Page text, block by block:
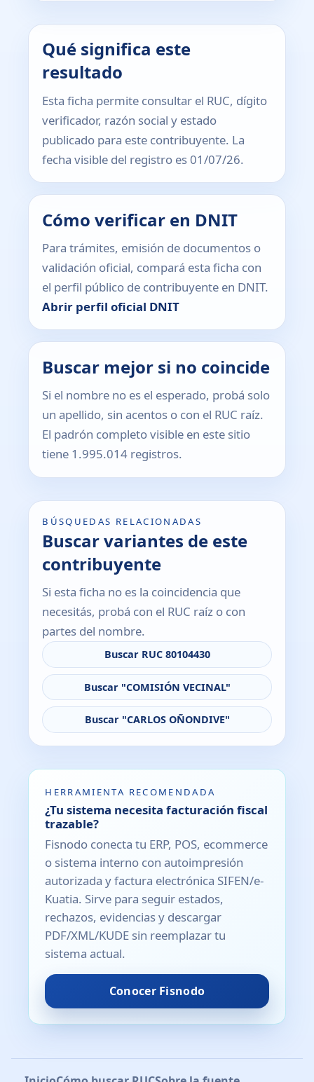
Qué significa este
resultado
Esta ficha permite consultar el RUC, dígito
verificador, razón social y estado
publicado para este contribuyente. La
fecha visible del registro es 01/07/26.
Cómo verificar en DNIT
Para trámites, emisión de documentos o
validación oficial, compará esta ficha con
el perfil público de contribuyente en DNIT.
Abrir perfil oficial DNIT
Buscar mejor si no coincide
Si el nombre no es el esperado, probá solo
un apellido, sin acentos o con el RUC raíz.
El padrón completo visible en este sitio
tiene 1.995.014 registros.
BÚSQUEDAS RELACIONADAS
Buscar variantes de este
contribuyente
Si esta ficha no es la coincidencia que
necesitás, probá con el RUC raíz o con
partes del nombre.
Buscar RUC 80104430
Buscar "COMISIÓN VECINAL"
Buscar "CARLOS OÑONDIVE"
HERRAMIENTA RECOMENDADA
¿Tu sistema necesita facturación fiscal
trazable?
Fisnodo conecta tu ERP, POS, ecommerce
o sistema interno con autoimpresión
autorizada y factura electrónica SIFEN/e-
Kuatia. Sirve para seguir estados,
rechazos, evidencias y descargar
PDF/XML/KUDE sin reemplazar tu
sistema actual.
Conocer Fisnodo